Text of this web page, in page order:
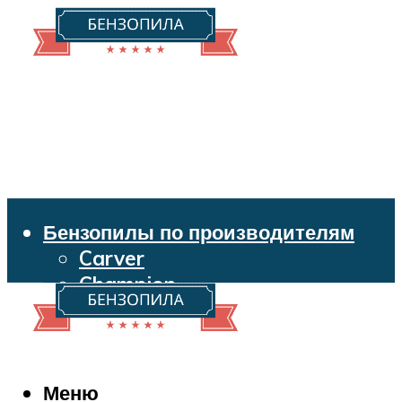
Бензопилы по производителям
Carver
Champion
Echo
Husqvarna
Makita
Меню